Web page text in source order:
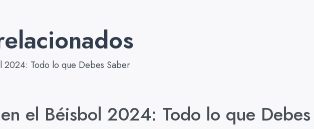
el Béisbol 2024: Todo lo que